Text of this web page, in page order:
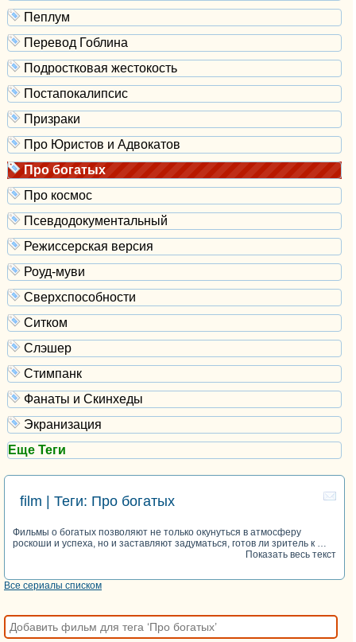
Пеплум
Перевод Гоблина
Подростковая жестокость
Постапокалипсис
Призраки
Про Юристов и Адвокатов
Про богатых
Про космос
Псевдодокументальный
Режиссерская версия
Роуд-муви
Сверхспособности
Ситком
Слэшер
Стимпанк
Фанаты и Скинхеды
Экранизация
Еще Теги
film | Теги: Про богатых
Фильмы о богатых позволяют не только окунуться в атмосферу
роскоши и успеха, но и заставляют задуматься, готов ли зритель к …
Показать весь текст
Все сериалы списком